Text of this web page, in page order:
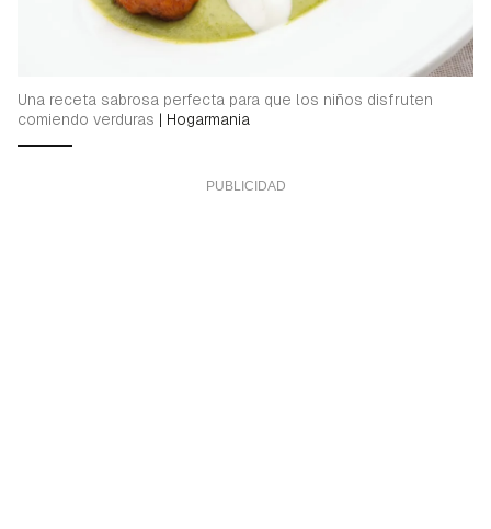
Una receta sabrosa perfecta para que los niños disfruten
comiendo verduras | Hogarmania